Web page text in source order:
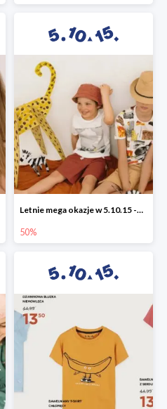
Letnie mega okazje w 5.10.15 -50%
50%